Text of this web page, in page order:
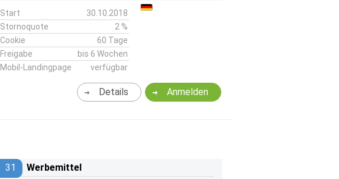
Start
30.10.2018
Stornoquote
2 %
Cookie
60 Tage
Freigabe
bis 6 Wochen
Mobil-Landingpage
verfügbar
Anmelden
Details
31 Werbemittel